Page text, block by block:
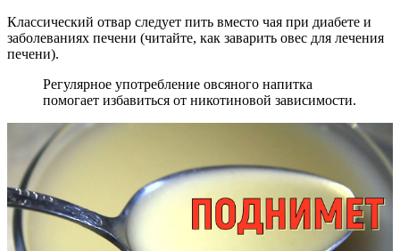
Классический отвар следует пить вместо чая при диабете и
заболеваниях печени (читайте, как заварить овес для лечения
печени).
Регулярное употребление овсяного напитка
помогает избавиться от никотиновой зависимости.